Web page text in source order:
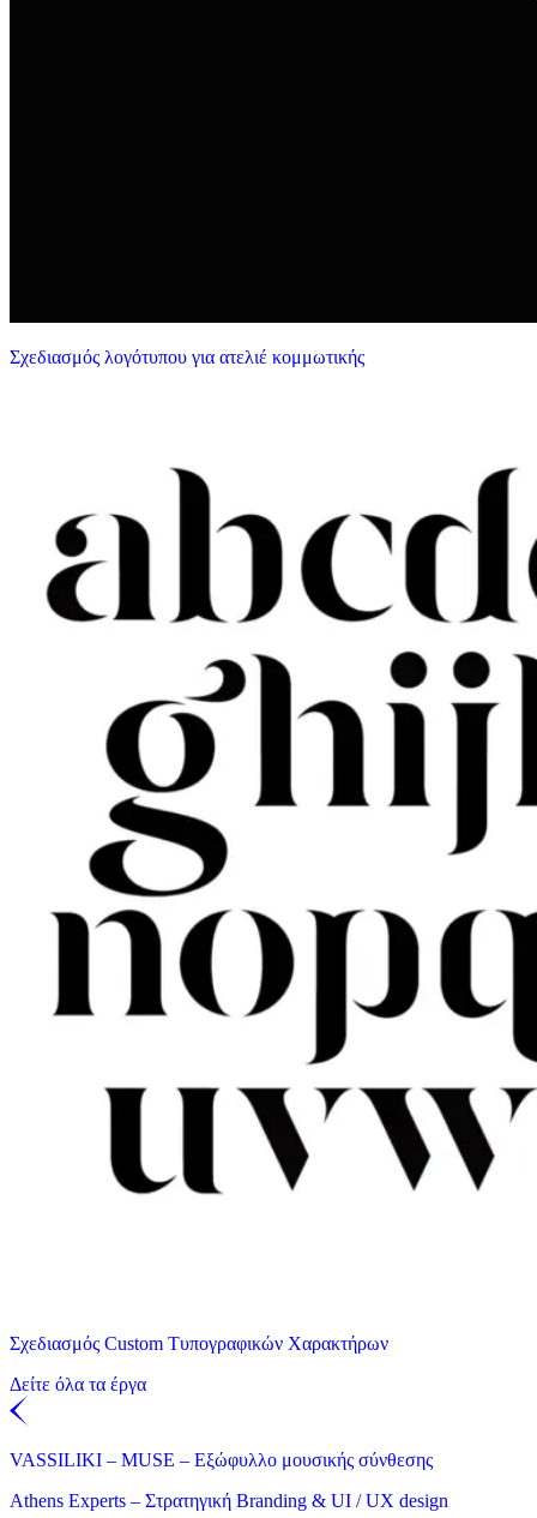
Σχεδιασμός λογότυπου για ατελιέ κομμωτικής
Σχεδιασμός Custom Τυπογραφικών Χαρακτήρων
Δείτε όλα τα έργα
VASSILIKI – MUSE – Εξώφυλλο μουσικής σύνθεσης
Athens Experts – Στρατηγική Branding & UI / UX design